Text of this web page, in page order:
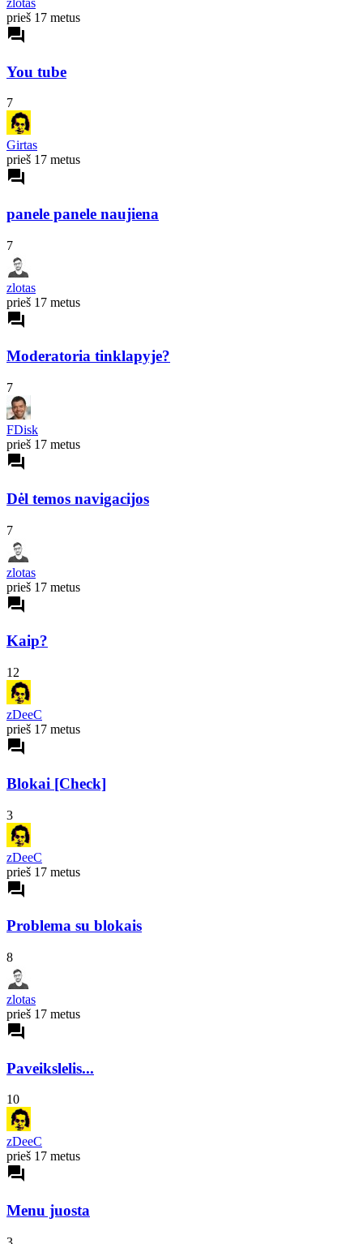
prieš 17 metus
forum
You tube
7
Girtas
prieš 17 metus
forum
panele panele naujiena
7
zlotas
prieš 17 metus
forum
Moderatoria tinklapyje?
7
FDisk
prieš 17 metus
forum
Dėl temos navigacijos
7
zlotas
prieš 17 metus
forum
Kaip?
12
zDeeC
prieš 17 metus
forum
Blokai [Check]
3
zDeeC
prieš 17 metus
forum
Problema su blokais
8
zlotas
prieš 17 metus
forum
Paveikslelis...
10
zDeeC
prieš 17 metus
forum
Menu juosta